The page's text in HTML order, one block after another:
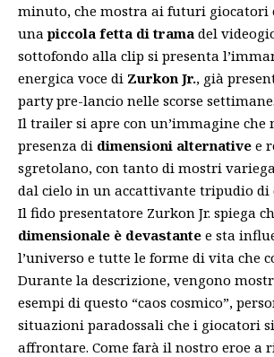
minuto, che mostra ai futuri giocatori
unapiccola fetta di trama del
sottofondo alla clip si presenta
energica voce di Zurkon Jr., già
party pre-lancio nelle scorse settimane.
Il trailer si apre con un’immagine che
presenza di dimensioni alternative e
sgretolano, con tanto di mostri
dal cielo in un accattivante tripudio di
Il fido presentatore Zurkon Jr. spiega
dimensionale è devastante e sta
l’universo e tutte le forme di vita che
Durante la descrizione, vengono
esempi di questo “caos cosmico”,
situazioni paradossali che i giocatori
affrontare. Come farà il nostro eroe a